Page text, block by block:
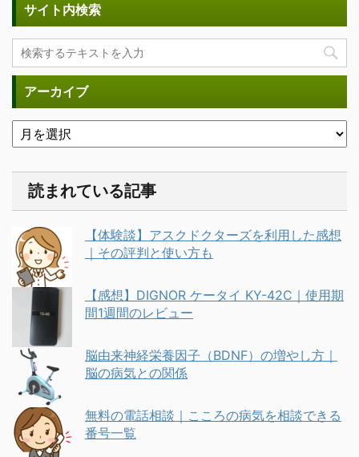
サイト内検索
アーカイブ
読まれている記事
【体験談】アスクドクターズを利用した感想
｜その評判と使い方も
【感想】DIGNOR ケータイ KY-42C｜使用期
間1週間のレビュー
脳由来神経栄養因子（BDNF）の増やし方｜
脳の病気との関係
無料の電話相談｜こころの病気を相談できる
番号一覧